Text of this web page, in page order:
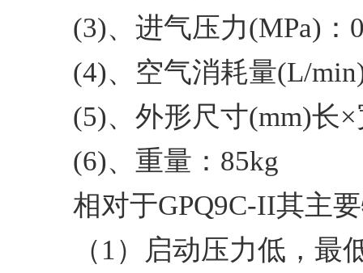
(3)、进气压力(MPa)：
(4)、空气消耗量(L/
(5)、外形尺寸(mm)长
(6)、重量：85kg
相对于GPQ9C-II其主
（1）启动压力低，最